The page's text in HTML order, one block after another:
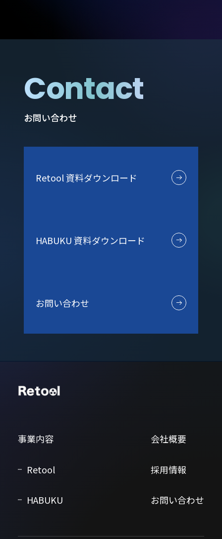
Contact
お問い合わせ
Retool 資料ダウンロード
HABUKU 資料ダウンロード
お問い合わせ
事業内容
Retool
HABUKU
会社概要
採用情報
お問い合わせ